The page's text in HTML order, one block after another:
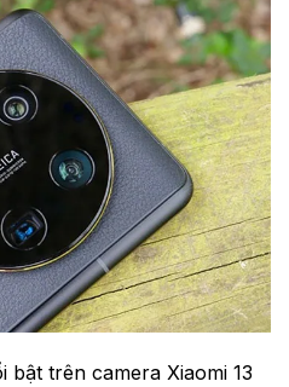
trên camera Xiaomi 13